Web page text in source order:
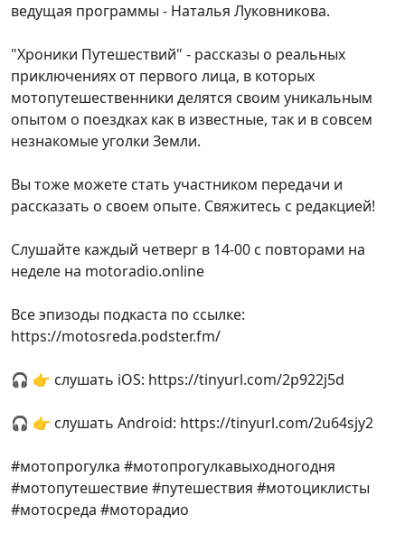
ведущая программы - Наталья Луковникова.
"Хроники Путешествий" - рассказы о реальных
приключениях от первого лица, в которых
мотопутешественники делятся своим уникальным
опытом о поездках как в известные, так и в совсем
незнакомые уголки Земли.
Вы тоже можете стать участником передачи и
рассказать о своем опыте. Свяжитесь с редакцией!
Слушайте каждый четверг в 14-00 с повторами на
неделе на motoradio.online
Все эпизоды подкаста по ссылке:
https://motosreda.podster.fm/
🎧 👉 слушать iOS: https://tinyurl.com/2p922j5d
🎧 👉 слушать Android: https://tinyurl.com/2u64sjy2
#мотопрогулка #мотопрогулкавыходногодня
#мотопутешествие #путешествия #мотоциклисты
#мотосреда #моторадио